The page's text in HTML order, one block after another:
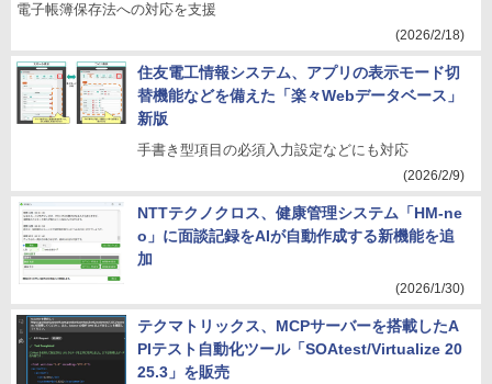
電子帳簿保存法への対応を支援
(2026/2/18)
住友電工情報システム、アプリの表示モード切
替機能などを備えた「楽々Webデータベース」
新版
手書き型項目の必須入力設定などにも対応
(2026/2/9)
NTTテクノクロス、健康管理システム「HM-ne
o」に面談記録をAIが自動作成する新機能を追
加
(2026/1/30)
テクマトリックス、MCPサーバーを搭載したA
PIテスト自動化ツール「SOAtest/Virtualize 20
25.3」を販売